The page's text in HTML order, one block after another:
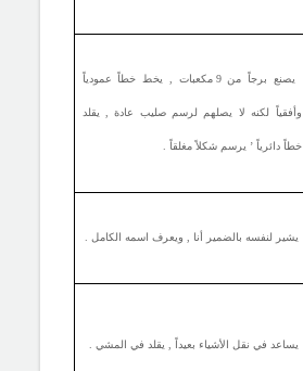
يصنع برجاً من 9 مكعبات , يخط خطاً عمودياً
وأفقياً لكنه لا يصلهم لرسم صليب عادة , يقلد
خطاً دائرياً ’ يرسم شكلاً مغلقاً .
يشير لنفسه بالضمير أنا , ويعرف اسمه الكامل .
يساعد في نقل الأشياء بعيداً , يقلد في المشي .